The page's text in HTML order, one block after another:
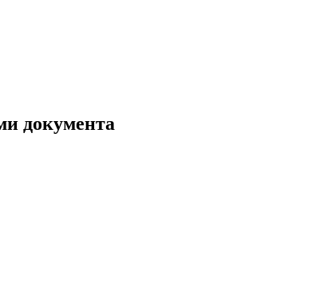
документа